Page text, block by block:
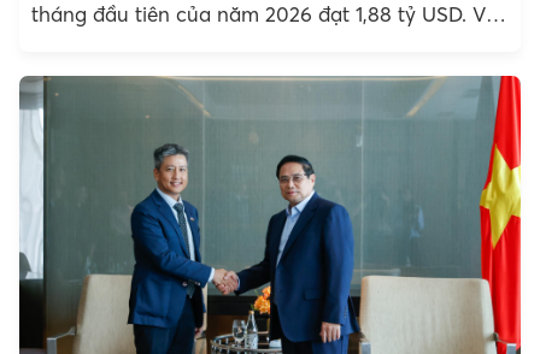
tháng đầu tiên của năm 2026 đạt 1,88 tỷ USD. Việt